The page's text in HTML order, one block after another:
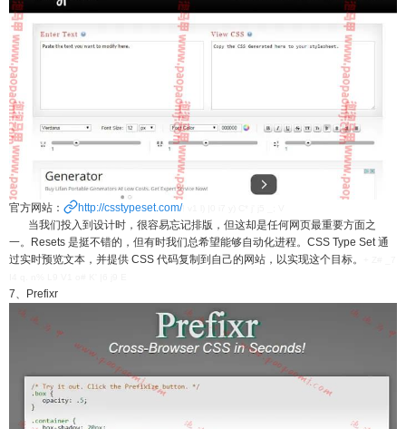
官方网站： http://csstypeset.com/
当我们投入到设计时，很容易忘记排版，但这却是任何网页最重要方面之
一。Resets 是挺不错的，但有时我们总希望能够自动化进程。CSS Type Set 通
过实时预览文本，并提供 CSS 代码复制到自己的网站，以实现这个目标。
7、Prefixr